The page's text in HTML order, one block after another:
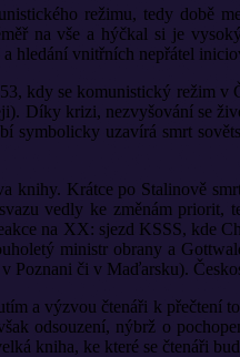
režimu, tedy době
na vše a hýčkal si je
hledání vnitřních nepřátel
kdy se komunistický režim
Díky krizi, nezvyšování se
symbolicky uzavírá smrt
knihy. Krátce po Stalinově
vedly ke změnám
na XX: sjezd KSSS, kde
ministr obrany a
Poznani či v Maďarsku).
a výzvou čtenáři k přečtení
odsouzení, nýbrž o
kniha, ke které se čtenáři